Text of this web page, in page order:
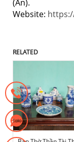
(An).
Website:
RELATED